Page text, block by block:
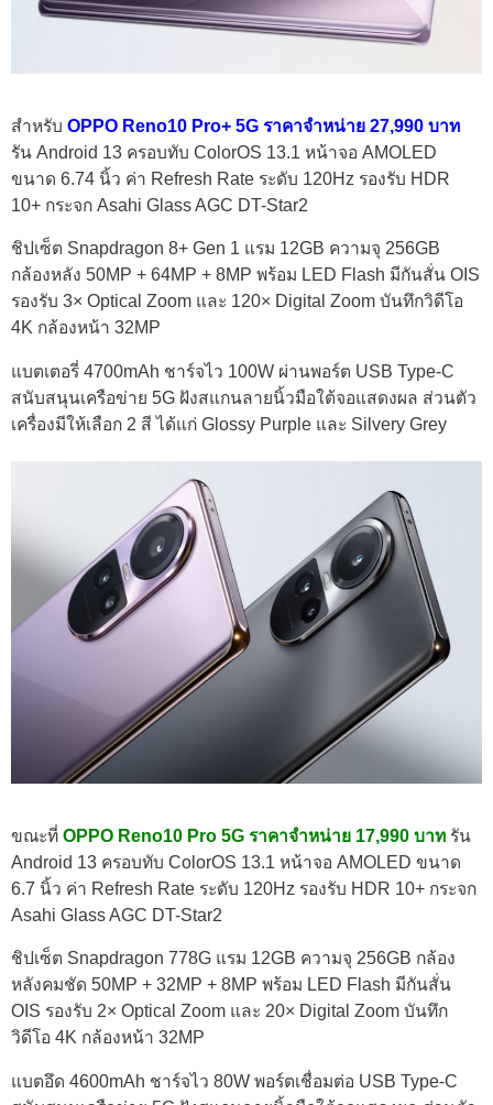
สำหรับ OPPO Reno10 Pro+ 5G ราคาจำหน่าย 27,990 บาท
รัน Android 13 ครอบทับ ColorOS 13.1 หน้าจอ AMOLED
ขนาด 6.74 นิ้ว ค่า Refresh Rate ระดับ 120Hz รองรับ HDR
10+ กระจก Asahi Glass AGC DT-Star2
ชิปเซ็ต Snapdragon 8+ Gen 1 แรม 12GB ความจุ 256GB
กล้องหลัง 50MP + 64MP + 8MP พร้อม LED Flash มีกันสั่น OIS
รองรับ 3× Optical Zoom และ 120× Digital Zoom บันทึกวิดีโอ
4K กล้องหน้า 32MP
แบตเตอรี่ 4700mAh ชาร์จไว 100W ผ่านพอร์ต USB Type-C
สนับสนุนเครือข่าย 5G ฝังสแกนลายนิ้วมือใต้จอแสดงผล ส่วนตัว
เครื่องมีให้เลือก 2 สี ได้แก่ Glossy Purple และ Silvery Grey
ขณะที่ OPPO Reno10 Pro 5G ราคาจำหน่าย 17,990 บาท รัน
Android 13 ครอบทับ ColorOS 13.1 หน้าจอ AMOLED ขนาด
6.7 นิ้ว ค่า Refresh Rate ระดับ 120Hz รองรับ HDR 10+ กระจก
Asahi Glass AGC DT-Star2
ชิปเซ็ต Snapdragon 778G แรม 12GB ความจุ 256GB กล้อง
หลังคมชัด 50MP + 32MP + 8MP พร้อม LED Flash มีกันสั่น
OIS รองรับ 2× Optical Zoom และ 20× Digital Zoom บันทึก
วิดีโอ 4K กล้องหน้า 32MP
แบตอึด 4600mAh ชาร์จไว 80W พอร์ตเชื่อมต่อ USB Type-C